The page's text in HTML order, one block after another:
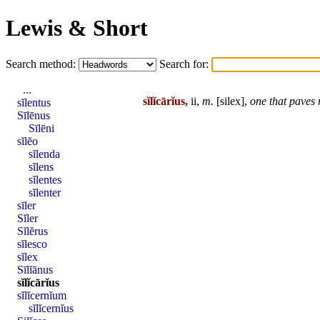
Lewis & Short
Search method: Search for:
sĭlĭcārĭus, ii, m. [silex], one thatpaves
...
sĭlentus
Sīlēnus
Sīlēni
sĭlĕo
sĭlenda
sĭlens
sĭlentes
sĭlenter
sīler
Sĭler
Sĭlĕrus
sĭlesco
sĭlex
Sīlĭānus
sĭlĭcārĭus
sĭlĭcernĭum
sĭlĭcernĭus